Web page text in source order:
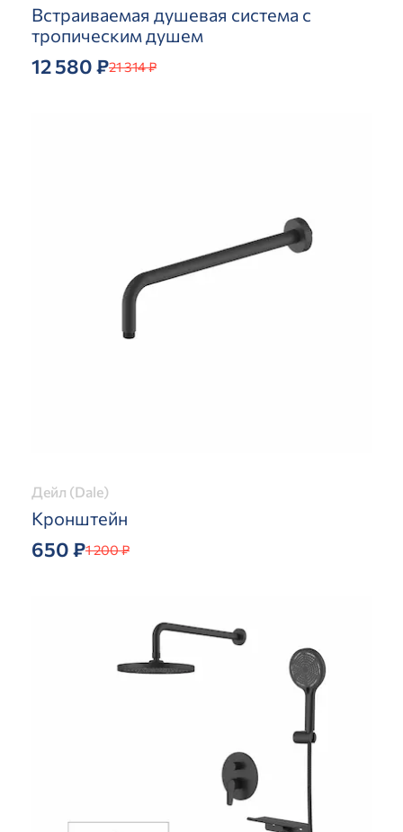
Встраиваемая душевая система с
тропическим душем
12 580 ₽21 314 ₽
Дейл (Dale)
Кронштейн
650 ₽1 200 ₽